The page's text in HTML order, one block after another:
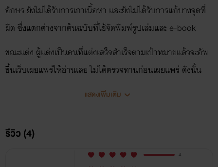
อักษร ยังไม่ได้รับการเกาเนื้อหา และยังไม่ได้รับการแก้บางจุดที่
ผิด ซึ่งแตกต่างจากต้นฉบับที่ใช้จัดพิมพ์รูปเล่มและ e-book
ขณะแต่ง ผู้แต่งเป็นคนที่แต่งเสร็จสำเร็จตามเป้าหมายแล้วจะอัพ
ขึ้นเว็บเผยแพร่ให้อ่านเลย ไม่ได้ตรวจทานก่อนเผยแพร่ ดังนั้น
เนื้อหาที่นักอ่านได้อ่าน อาจพบคำผิด คำตกหล่น รูปประโยค
***นิยายเรื่องนี้มีการปิดตอนจบของเรื่อง เนื่องจากเข้าสู่
แสดงเพิ่มเติม
รีวิว (4)
4